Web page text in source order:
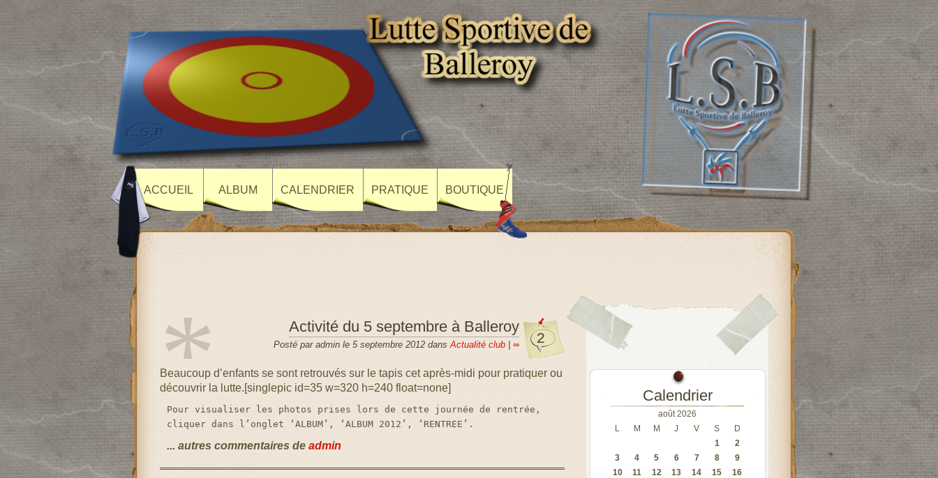
ACCUEIL ALBUM CALENDRIER PRATIQUE BOUTIQUE
* 2
Activité du 5 septembre à Balleroy
Posté par admin le 5 septembre 2012 dansActualité club| ∞
Beaucoup d’enfants se sont retrouvés sur le tapis cet après-midi pour pratiquer ou
découvrir la lutte.[singlepic id=35 w=320 h=240 float=none]
Pour visualiser les photos prises lors de cette journée de rentrée,
cliquer dans l’onglet ‘ALBUM’, ‘ALBUM 2012’, ‘RENTREE’.
... autres commentaires de admin
Calendrier
août 2026
L
M M J V S
D
1
2
3
4 5 6 7 8
9
10
11 12 13 14 15
16